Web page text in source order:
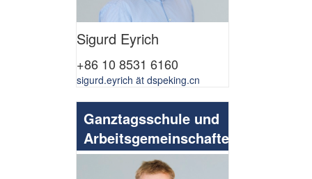
Sigurd Eyrich
+86 10 8531 6160
sigurd.eyrich ät dspeking.cn
Ganztagsschule und
Arbeitsgemeinschaften